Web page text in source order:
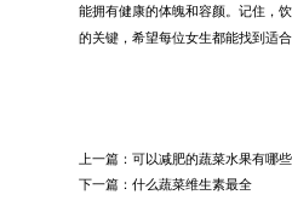
能拥有健康的体魄和容颜。记住，
的关键，希望每位女生都能找到适
上一篇：可以减肥的蔬菜水果有哪些
下一篇：什么蔬菜维生素最全